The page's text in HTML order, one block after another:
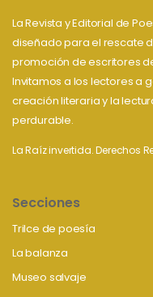
La Revista y Editorial de
diseñado para el rescate
promoción de escritores
Invitamos a los lectores a
creación literaria y la
perdurable.
La Raíz invertida. Derechos
Secciones
Trilce de poesía
La balanza
Museo salvaje